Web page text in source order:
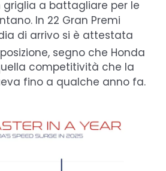
griglia a battagliare per le
In 22 Gran Premi
di arrivo si è attestata
posizione, segno che Honda
competitività che la
fino a qualche anno fa.